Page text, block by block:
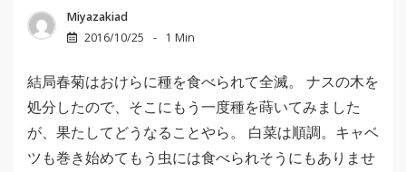
Miyazakiad
2016/10/25
1 Min
結局春菊はおけらに種を食べられて全滅。 ナスの木を
処分したので、そこにもう一度種を蒔いてみました
が、果たしてどうなることやら。 白菜は順調。キャベ
ツも巻き始めてもう虫には食べられそうにもありませ